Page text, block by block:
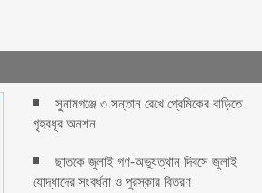
সুনামগঞ্জে ৩ সন্তান রেখে প্রেমিকের বাড়িতে
গৃহবধূর অনশন
ছাতকে জুলাই গণ-অভ্যুত্থান দিবসে জুলাই
যোদ্ধাদের সংবর্ধনা ও পুরস্কার বিতরণ